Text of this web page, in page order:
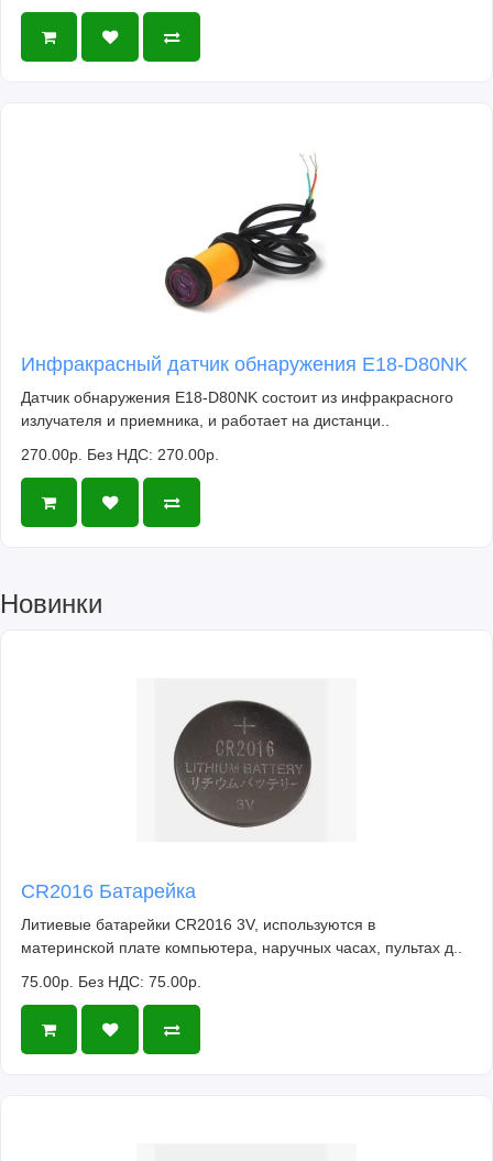
Инфракрасный датчик обнаружения E18-D80NK
Датчик обнаружения E18-D80NK состоит из инфракрасного
излучателя и приемника, и работает на дистанци..
270.00р. Без НДС: 270.00р.
Новинки
CR2016 Батарейка
Литиевые батарейки CR2016 3V, используются в
материнской плате компьютера, наручных часах, пультах д..
75.00р. Без НДС: 75.00р.